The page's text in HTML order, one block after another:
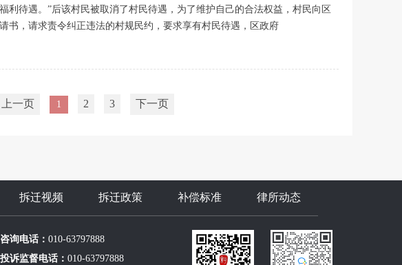
利待遇。”后该村民被取消了村民待遇，为了维护自己的合法权益，村民向区
书，请求责令纠正违法的村规民约，要求享有村民待遇，区政府
上一页 1 2 3 下一页
拆迁视频 拆迁政策 补偿标准 律所动态
咨询电话： 010-63797888
投诉监督电话： 010-63797888